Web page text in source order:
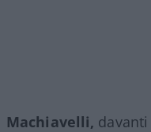
Machiavelli,